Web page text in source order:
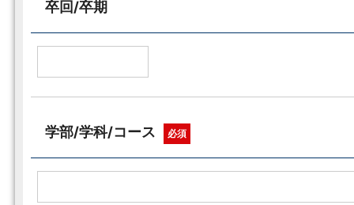
卒回/卒期
学部/学科/コース 必須